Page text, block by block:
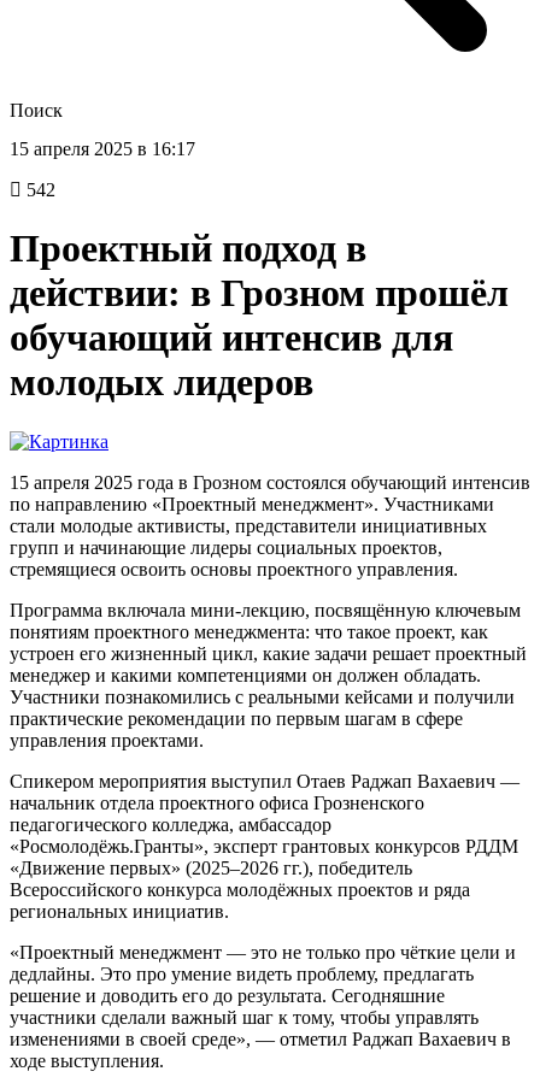
Поиск
15 апреля 2025 в 16:17
542
Проектный подход в
действии: в Грозном прошёл
обучающий интенсив для
молодых лидеров
15 апреля 2025 года в Грозном состоялся обучающий интенсив
по направлению «Проектный менеджмент». Участниками
стали молодые активисты, представители инициативных
групп и начинающие лидеры социальных проектов,
стремящиеся освоить основы проектного управления.
Программа включала мини-лекцию, посвящённую ключевым
понятиям проектного менеджмента: что такое проект, как
устроен его жизненный цикл, какие задачи решает проектный
менеджер и какими компетенциями он должен обладать.
Участники познакомились с реальными кейсами и получили
практические рекомендации по первым шагам в сфере
управления проектами.
Спикером мероприятия выступил Отаев Раджап Вахаевич —
начальник отдела проектного офиса Грозненского
педагогического колледжа, амбассадор
«Росмолодёжь.Гранты», эксперт грантовых конкурсов РДДМ
«Движение первых» (2025–2026 гг.), победитель
Всероссийского конкурса молодёжных проектов и ряда
региональных инициатив.
«Проектный менеджмент — это не только про чёткие цели и
дедлайны. Это про умение видеть проблему, предлагать
решение и доводить его до результата. Сегодняшние
участники сделали важный шаг к тому, чтобы управлять
изменениями в своей среде», — отметил Раджап Вахаевич в
ходе выступления.